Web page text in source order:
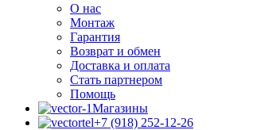
О нас
Монтаж
Гарантия
Возврат и обмен
Доставка и оплата
Стать партнером
Помощь
Магазины
+7 (918) 252-12-26